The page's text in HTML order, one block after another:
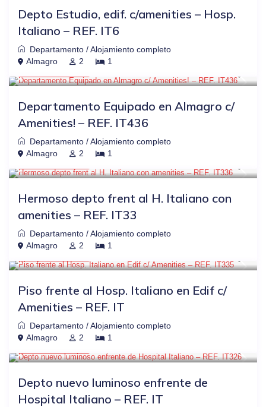
Depto Estudio, edif. c/amenities – Hosp.
Italiano – REF. IT6
Departamento /Alojamiento completo
Almagro
2 1
OTRAS PLATAFORMAS$38 -20%
Departamento Equipado en Almagro c/
Amenities! – REF. IT436
Departamento /Alojamiento completo
Almagro
2 1
OTRAS PLATAFORMAS$38 -20%
Hermoso depto frent al H. Italiano con
amenities – REF. IT33
Departamento /Alojamiento completo
Almagro
2 1
OTRAS PLATAFORMAS$39 -21%
Piso frente al Hosp. Italiano en Edif c/
Amenities – REF. IT
Departamento /Alojamiento completo
Almagro
2 1
OTRAS PLATAFORMAS$38 -20%
Depto nuevo luminoso enfrente de
Hospital Italiano – REF. IT